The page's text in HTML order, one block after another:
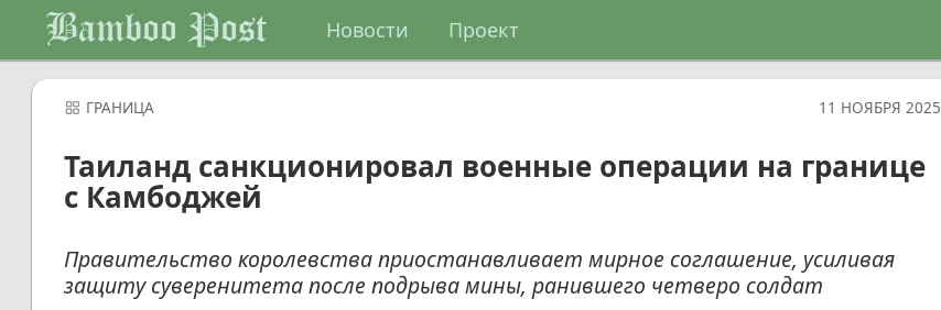
Bamboo Post Новости Проект
ГРАНИЦА 11 НОЯБРЯ 2025
Таиланд санкционировал военные операции на границе
с Камбоджей
Правительство королевства приостанавливает мирное соглашение, усиливая
защиту суверенитета после подрыва мины, ранившего четверо солдат